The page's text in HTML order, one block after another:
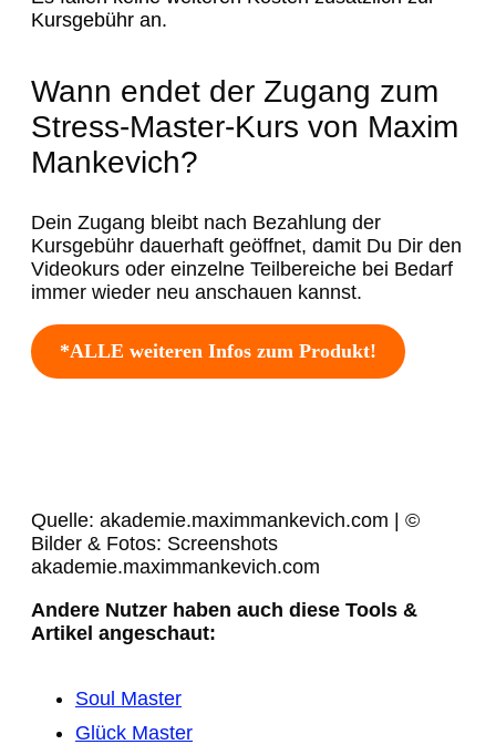
Kursgebühr an.
Wann endet der Zugang zum
Stress-Master-Kurs von Maxim
Mankevich?
Dein Zugang bleibt nach Bezahlung der
Kursgebühr dauerhaft geöffnet, damit Du Dir den
Videokurs oder einzelne Teilbereiche bei Bedarf
immer wieder neu anschauen kannst.
*ALLE weiteren Infos zum Produkt!
Quelle: akademie.maximmankevich.com | ©
Bilder & Fotos: Screenshots
akademie.maximmankevich.com
Andere Nutzer haben auch diese Tools &
Artikel angeschaut:
Soul Master
Glück Master